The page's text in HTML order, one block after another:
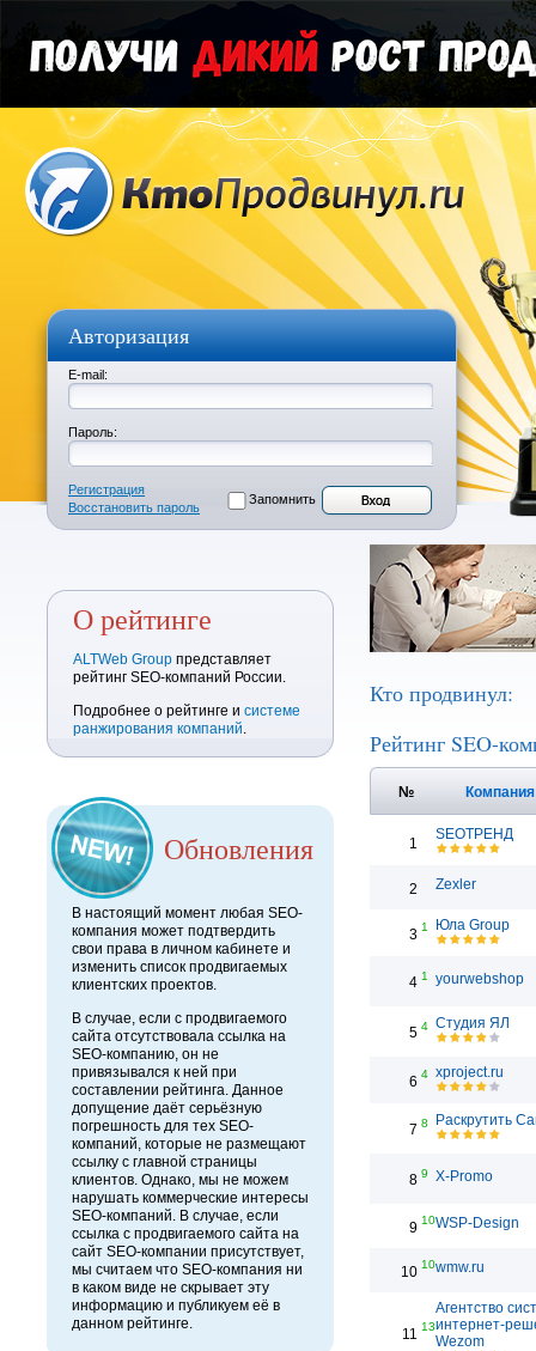
Авторизация
E-mail:
Пароль:
Регистрация
Восстановить пароль
Запомнить
О рейтинге
ALTWeb Group представляет
рейтинг SEO-компаний России.
Подробнее о рейтинге и системе
ранжирования компаний.
Обновления
В настоящий момент любая SEO-
компания может подтвердить
свои права в личном кабинете и
изменить список продвигаемых
клиентских проектов.
В случае, если с продвигаемого
сайта отсутствовала ссылка на
SEO-компанию, он не
привязывался к ней при
составлении рейтинга. Данное
допущение даёт серьёзную
погрешность для тех SEO-
компаний, которые не размещают
ссылку с главной страницы
клиентов. Однако, мы не можем
нарушать коммерческие интересы
SEO-компаний. В случае, если
ссылка с продвигаемого сайта на
сайт SEO-компании присутствует,
мы считаем что SEO-компания ни
в каком виде не скрывает эту
информацию и публикуем её в
данном рейтинге.
Кто продвинул:
Рейтинг SEO-
№
1
SEOТРЕНД
2 Zexler
3 1 Юла Group
4 1 yourwebshop
5 4 Студия ЯЛ
6 4 xproject.ru
7 8 Раскрутить
8 9 X-Promo
9 10WSP-Design
10 10wmw.ru
11 13
Агентство
интернет-
Wezom